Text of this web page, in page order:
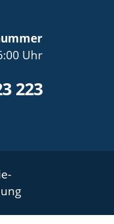
Uhr
223